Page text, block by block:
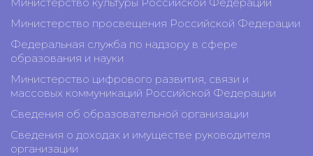
Министерство просвещения Российской Федерации
Федеральная служба по надзору в сфере
образования и науки
Министерство цифрового развития, связи и
массовых коммуникаций Российской Федерации
Сведения об образовательной организации
Сведения о доходах и имуществе руководителя
организации